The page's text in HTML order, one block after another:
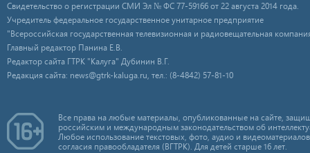
Свидетельство о регистрации СМИ Эл № ФС 77-59166 от 22 августа 2014 года.
Учредитель федеральное государственное унитарное предприятие
"Всероссийская государственная телевизионная и радиовещательная
Главный редактор Панина Е.В.
Редактор сайта ГТРК "Калуга" Дубинин В.Г.
Редакция сайта: news@gtrk-kaluga.ru, тел.: (8-4842) 57-81-10
Все права на любые материалы, опубликованные на сайте,
российским и международным законодательством об
Любое использование текстовых, фото, аудио и
согласия правообладателя (ВГТРК). Для детей старше 16 лет.